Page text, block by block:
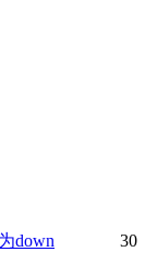
down
30